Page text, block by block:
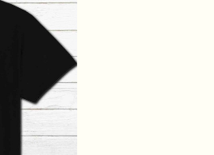
オリジナ
京デザイ